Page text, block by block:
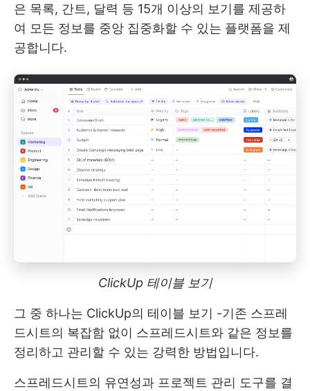
은 목록, 간트, 달력 등 15개 이상의 보기를 제공하
여 모든 정보를 중앙 집중화할 수 있는 플랫폼을 제
공합니다.
ClickUp 테이블 보기
그 중 하나는 ClickUp의 테이블 보기 -기존 스프레
드시트의 복잡함 없이 스프레드시트와 같은 정보를
정리하고 관리할 수 있는 강력한 방법입니다.
스프레드시트의 유연성과 프로젝트 관리 도구를 결